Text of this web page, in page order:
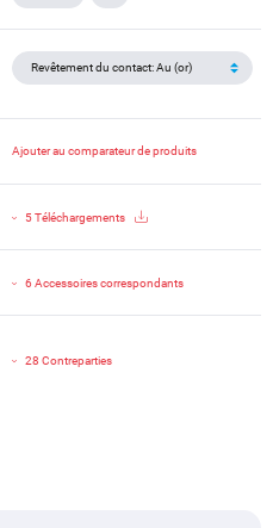
Ajouter au comparateur de produits
5 Téléchargements
6 Accessoires correspondants
28 Contreparties